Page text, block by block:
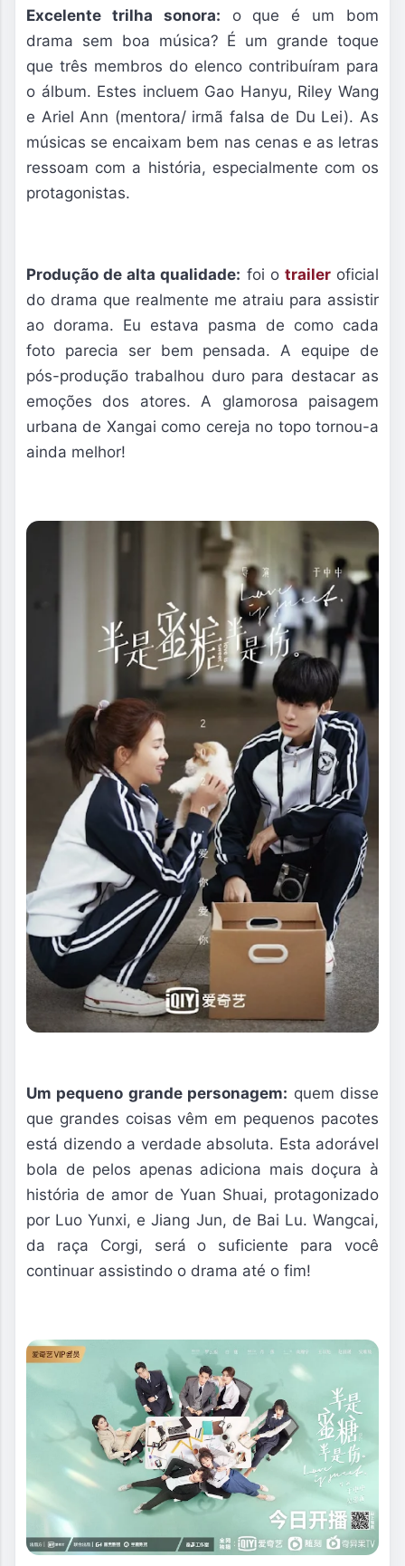
Excelente trilha sonora: o que é um bom
drama sem boa música? É um grande toque
que três membros do elenco contribuíram para
o álbum. Estes incluem Gao Hanyu, Riley Wang
e Ariel Ann (mentora/ irmã falsa de Du Lei). As
músicas se encaixam bem nas cenas e as letras
ressoam com a história, especialmente com os
protagonistas.
Produção de alta qualidade: foi o traileroficial
do drama que realmente me atraiu para assistir
ao dorama. Eu estava pasma de como cada
foto parecia ser bem pensada. A equipe de
pós-produção trabalhou duro para destacar as
emoções dos atores. A glamorosa paisagem
urbana de Xangai como cereja no topo tornou-a
ainda melhor!
Um pequeno grande personagem: quem disse
que grandes coisas vêm em pequenos pacotes
está dizendo a verdade absoluta. Esta adorável
bola de pelos apenas adiciona mais doçura à
história de amor de Yuan Shuai, protagonizado
por Luo Yunxi, e Jiang Jun, de Bai Lu. Wangcai,
da raça Corgi, será o suficiente para você
continuar assistindo o drama até o fim!